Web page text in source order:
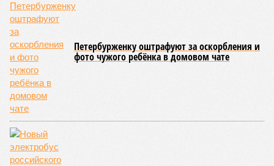
Петербурженку оштрафуют за оскорбления и
фото чужого ребёнка в домовом чате